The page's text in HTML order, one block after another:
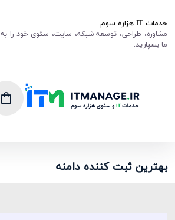
خدمات IT هزاره سوم
مشاوره، طراحی، توسعه شبکه، سایت، سئوی خود را به
ما بسپارید.
بهترین ثبت کننده دامنه